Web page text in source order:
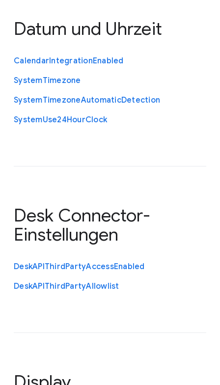
Datum und Uhrzeit
CalendarIntegrationEnabled
SystemTimezone
SystemTimezoneAutomaticDetection
SystemUse24HourClock
Desk Connector-
Einstellungen
DeskAPIThirdPartyAccessEnabled
DeskAPIThirdPartyAllowlist